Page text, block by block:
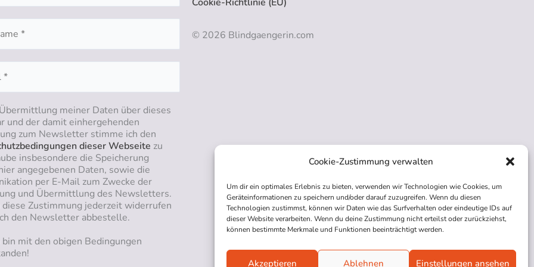
Cookie-Zustimmung verwalten
Um dir ein optimales Erlebnis zu bieten, verwenden wir Technologien wie Cookies, um
Geräteinformationen zu speichern und/oder darauf zuzugreifen. Wenn du diesen
Technologien zustimmst, können wir Daten wie das Surfverhalten oder eindeutige IDs auf
dieser Website verarbeiten. Wenn du deine Zustimmung nicht erteilst oder zurückziehst,
können bestimmte Merkmale und Funktionen beeinträchtigt werden.
Akzeptieren Ablehnen Einstellungen ansehen
meiner Daten über dieses
und der damit einhergehenden
zum Newsletter stimme ich den
dieser Webseite zu
insbesondere die Speicherung
angegebenen Daten, sowie die
per E-Mail zum Zwecke der
und Übermittlung des Newsletters.
diese Zustimmung jederzeit widerrufen
den Newsletter abbestelle.
bin mit den obigen Bedingungen
© 2026 Blindgaengerin.com